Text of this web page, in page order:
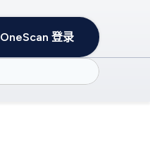
OneScan 登录